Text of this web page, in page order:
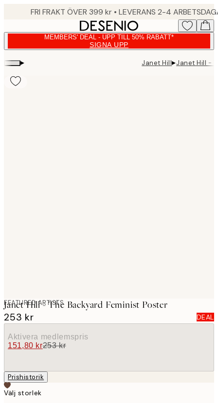
FRI FRAKT ÖVER 399 kr • LEVERANS 2-4
MEMBERS' DEAL - UPP TILL 50% RABATT*
SIGNA UPP
▸ Janet Hill▸Janet Hill -
FEATURED ARTISTS
Janet Hill - The Backyard Feminist Poster
253 kr DEAL
Aktivera medlemspris
151,80 kr253 kr
Prishistorik
Välj storlek